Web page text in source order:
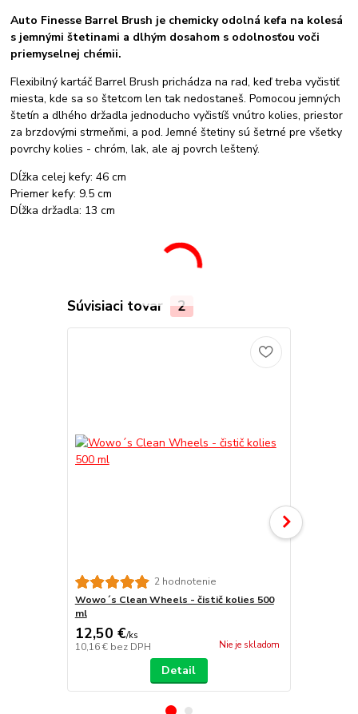
Auto Finesse Barrel Brush je chemicky odolná kefa na kolesá
s jemnými štetinami a dlhým dosahom s odolnosťou voči
priemyselnej chémii.
Flexibilný kartáč Barrel Brush prichádza na rad, keď treba vyčistiť
miesta, kde sa so štetcom len tak nedostaneš. Pomocou jemných
štetín a dlhého držadla jednoducho vyčistíš vnútro kolies, priestor
za brzdovými strmeňmi, a pod. Jemné štetiny sú šetrné pre všetky
povrchy kolies - chróm, lak, ale aj povrch leštený.
Dĺžka celej kefy: 46 cm
Priemer kefy: 9.5 cm
Dĺžka držadla: 13 cm
Súvisiaci tovar 2
2 hodnotenie
Wowo´s Clean Wheels - čistič kolies 500
ml
12,50 €/ks
10,16 € bez DPH Nie je skladom
Detail